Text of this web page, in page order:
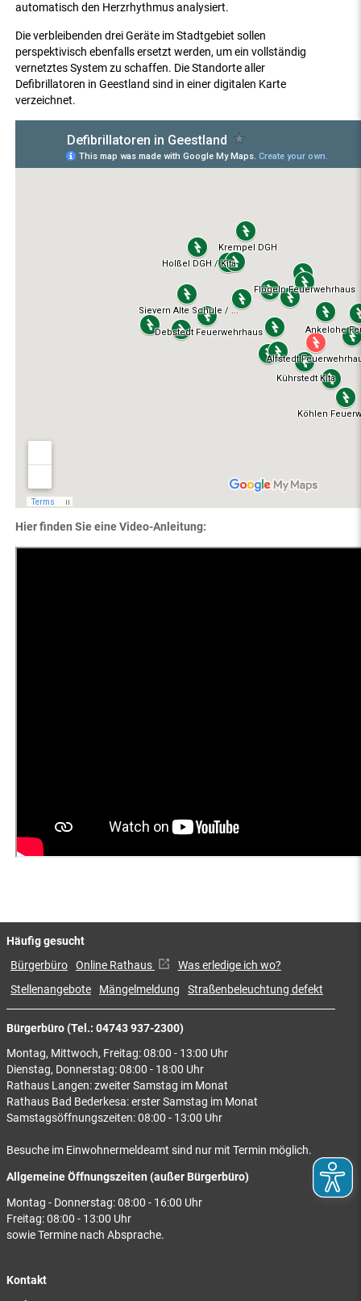
automatisch den Herzrhythmus analysiert.
Die verbleibenden drei Geräte im Stadtgebiet sollen
perspektivisch ebenfalls ersetzt werden, um ein vollständig
vernetztes System zu schaffen. Die Standorte aller
Defibrillatoren in Geestland sind in einer digitalen Karte
verzeichnet.
Hier finden Sie eine Video-Anleitung:
Bürgerbüro (Tel.: 04743 937-2300)
Montag, Mittwoch, Freitag: 08:00 - 13:00 Uhr
Dienstag, Donnerstag: 08:00 - 18:00 Uhr
Rathaus Langen: zweiter Samstag im Monat
Rathaus Bad Bederkesa: erster Samstag im Monat
Samstagsöffnungszeiten: 08:00 - 13:00 Uhr
Besuche im Einwohnermeldeamt sind nur mit Termin möglich.
Allgemeine Öffnungszeiten (außer Bürgerbüro)
Montag - Donnerstag: 08:00 - 16:00 Uhr
Freitag: 08:00 - 13:00 Uhr
sowie Termine nach Absprache.
Kontakt
Häufig gesucht
Bürgerbüro Online Rathaus
Was erledige ich wo?
Stellenangebote
Mängelmeldung Straßenbeleuchtung defekt